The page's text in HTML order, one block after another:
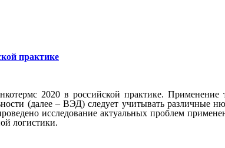
практике
2020 в российской практике.
(далее – ВЭД) следует учитывать различные
исследование актуальных проблем
логистики.